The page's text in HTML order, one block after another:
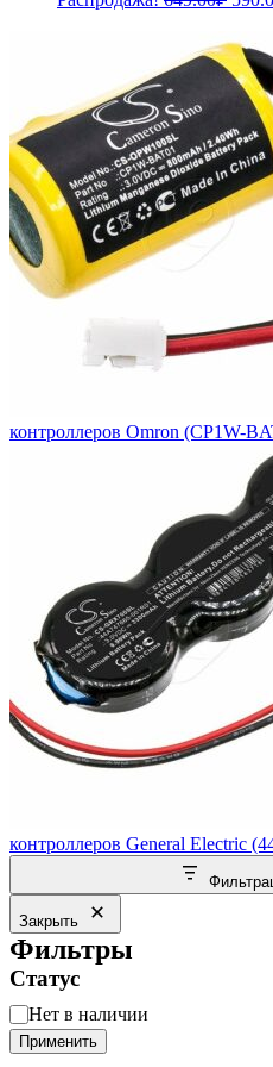
контроллеров Omron (CP1W-
контроллеров General Electric
Закрыть
Фильтры
Статус
Статус
Нет в наличии
Применить